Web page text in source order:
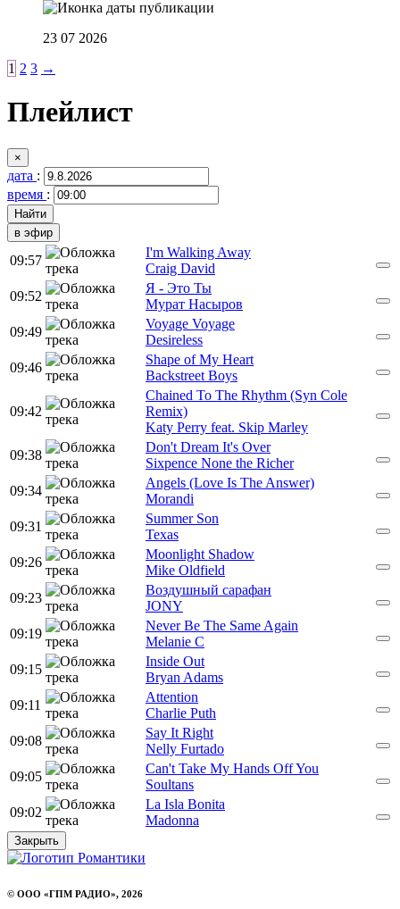
23 07 2026
1 2 3 →
Плейлист
×
дата :
время :
в эфир
09:57
I'm Walking Away
Craig David
09:52
Я - Это Ты
Мурат Насыров
09:49
Voyage Voyage
Desireless
09:46
Shape of My Heart
Backstreet Boys
09:42
Chained To The Rhythm (Syn Cole
Remix)
Katy Perry feat. Skip Marley
09:38
Don't Dream It's Over
Sixpence None the Richer
09:34
Angels (Love Is The Answer)
Morandi
09:31
Summer Son
Texas
09:26
Moonlight Shadow
Mike Oldfield
09:23
Воздушный сарафан
JONY
09:19
Never Be The Same Again
Melanie C
09:15
Inside Out
Bryan Adams
09:11
Attention
Charlie Puth
09:08
Say It Right
Nelly Furtado
09:05
Can't Take My Hands Off You
Soultans
09:02
La Isla Bonita
Madonna
Закрыть
© ООО «ГПМ РАДИО», 2026